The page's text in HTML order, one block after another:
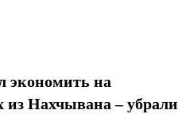
экономить на
из Нахчывана – убрали